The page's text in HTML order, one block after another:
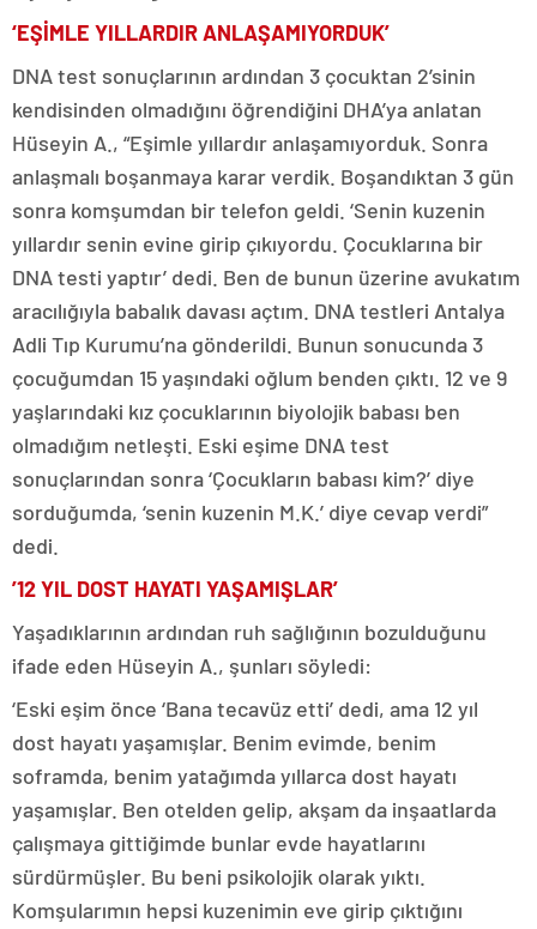
‘EŞİMLE YILLARDIR ANLAŞAMIYORDUK’
DNA test sonuçlarının ardından 3 çocuktan 2’sinin
kendisinden olmadığını öğrendiğini DHA’ya anlatan
Hüseyin A., “Eşimle yıllardır anlaşamıyorduk. Sonra
anlaşmalı boşanmaya karar verdik. Boşandıktan 3 gün
sonra komşumdan bir telefon geldi. ‘Senin kuzenin
yıllardır senin evine girip çıkıyordu. Çocuklarına bir
DNA testi yaptır’ dedi. Ben de bunun üzerine avukatım
aracılığıyla babalık davası açtım. DNA testleri Antalya
Adli Tıp Kurumu’na gönderildi. Bunun sonucunda 3
çocuğumdan 15 yaşındaki oğlum benden çıktı. 12 ve 9
yaşlarındaki kız çocuklarının biyolojik babası ben
olmadığım netleşti. Eski eşime DNA test
sonuçlarından sonra ‘Çocukların babası kim?’ diye
sorduğumda, ‘senin kuzenin M.K.’ diye cevap verdi”
dedi.
’12 YIL DOST HAYATI YAŞAMIŞLAR’
Yaşadıklarının ardından ruh sağlığının bozulduğunu
ifade eden Hüseyin A., şunları söyledi:
‘Eski eşim önce ‘Bana tecavüz etti’ dedi, ama 12 yıl
dost hayatı yaşamışlar. Benim evimde, benim
soframda, benim yatağımda yıllarca dost hayatı
yaşamışlar. Ben otelden gelip, akşam da inşaatlarda
çalışmaya gittiğimde bunlar evde hayatlarını
sürdürmüşler. Bu beni psikolojik olarak yıktı.
Komşularımın hepsi kuzenimin eve girip çıktığını